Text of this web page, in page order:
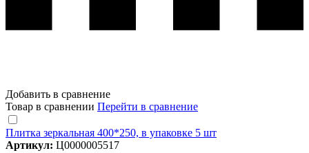
Добавить в сравнение
Товар в сравнении Перейти в сравнение
Плитка зеркальная 400*250, в упаковке 5 шт
Артикул: Ц0000005517